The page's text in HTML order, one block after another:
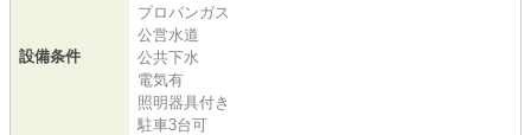
設備条件
プロパンガス
公営水道
公共下水
電気有
照明器具付き
駐車3台可